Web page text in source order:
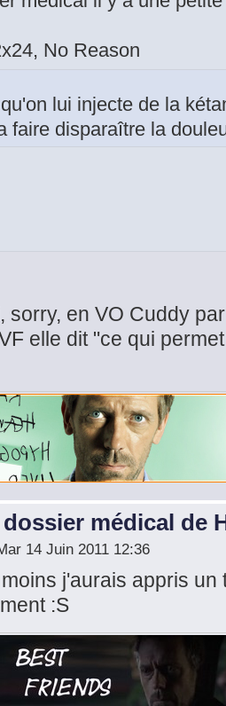
No Reason
lui injecte de la
faire disparaître la
sorry, en VO Cuddy
elle dit "ce qui
médical de
14 Juin 2011 12:36
j'aurais appris
:S